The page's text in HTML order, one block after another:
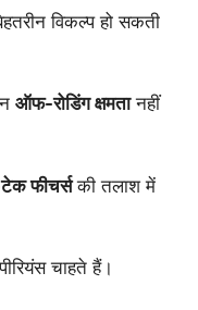
विकल्प हो सकती
ऑफ-रोडिंग क्षमतानहीं
फीचर्सकी तलाश में
चाहते हैं।